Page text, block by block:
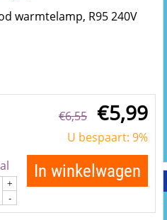
warmtelamp, R95 240V
€6,55 €5,99
U bespaart: 9%
+
-
In winkelwagen